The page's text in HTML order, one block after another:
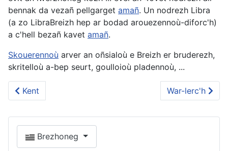
Brezhoneg
bennak da vezañ pellgarget amañ. Un nodrezh Libra
(a zo LibraBreizh hep ar bodad arouezennoù-diforc'h)
a c'hell bezañ kavet amañ.
Skouerennoù arver an oñsialoù e Breizh er bruderezh,
skritelloù a-bep seurt, goulloioù pladennoù, ...
Kent War-lerc'h